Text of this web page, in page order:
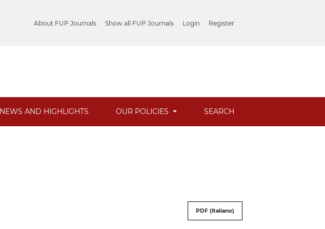
About FUP Journals Show all FUP Journals Login Register
NEWS AND HIGHLIGHTS OUR POLICIES SEARCH
PDF (Italiano)